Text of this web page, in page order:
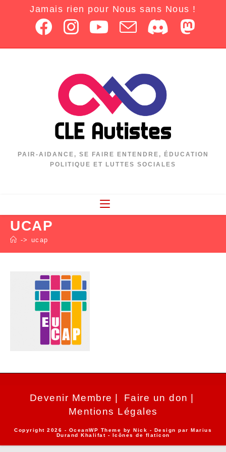
Jamais rien pour Nous sans Nous !
PAIR-AIDANCE, SE FAIRE ENTENDRE, ÉDUCATION
POLITIQUE ET LUTTES SOCIALES
UCAP
-> ucap
Devenir Membre
Faire un don
Mentions Légales
Copyright 2026 - OceanWP Theme by Nick - Design par Marius
Durand Khalifat - Icônes de flaticon